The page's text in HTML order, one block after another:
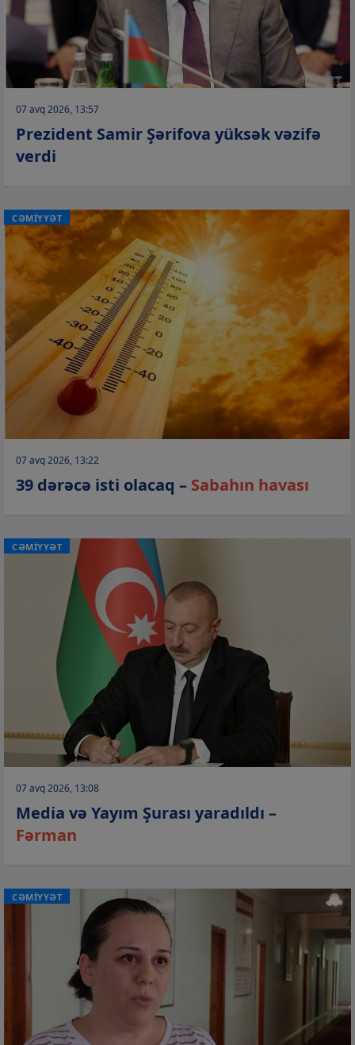
07 avq 2026, 13:57
Prezident Samir Şərifova yüksək vəzifə
verdi
CƏMİYYƏT
07 avq 2026, 13:22
39 dərəcə isti olacaq – Sabahın havası
CƏMİYYƏT
07 avq 2026, 13:08
Media və Yayım Şurası yaradıldı –
Fərman
CƏMİYYƏT